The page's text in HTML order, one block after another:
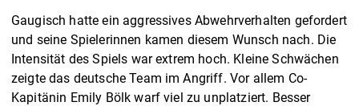
Gaugisch hatte ein aggressives Abwehrverhalten gefordert
und seine Spielerinnen kamen diesem Wunsch nach. Die
Intensität des Spiels war extrem hoch. Kleine Schwächen
zeigte das deutsche Team im Angriff. Vor allem Co-
Kapitänin Emily Bölk warf viel zu unplatziert. Besser